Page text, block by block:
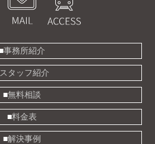
事務所紹介
スタッフ紹介
無料相談
料金表
解決事例